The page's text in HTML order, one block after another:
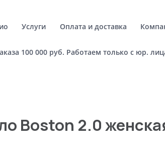
Услуги Оплата и доставка
100 000 руб. Работаем только с юр.
Boston 2.0